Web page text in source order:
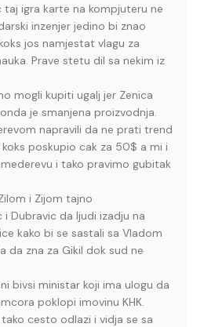
taj igra karte na kompjuteru ne
inzenjer jedino bi znao
jos namjestat vlagu za
Prave stetu dil sa nekim iz
mogli kupiti ugalj jer Zenica
je smanjena proizvodnja.
napravili da ne prati trend
poskupio cak za 50$ a mi i
i tako pravimo gubitak
i Zijom tajno
i Dubravic da ljudi izadju na
kako bi se sastali sa Vladom
da zna za Gikil dok sud ne
bivsi ministar koji ima ulogu da
poklopi imovinu KHK.
cesto odlazi i vidja se sa